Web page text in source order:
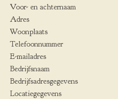
Voor- en achternaam
Adres
Woonplaats
Telefoonnummer
E-mailadres
Bedrijfsnaam
Bedrijfsadresgegevens
Locatiegegevens